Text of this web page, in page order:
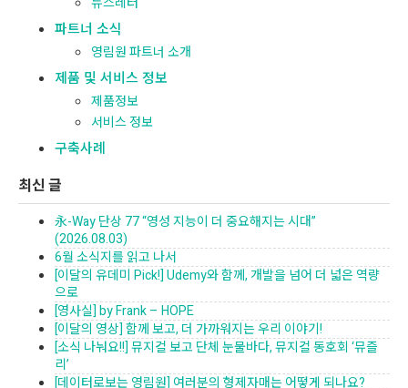
파트너 소식
영림원 파트너 소개
제품 및 서비스 정보
제품정보
서비스 정보
구축사례
최신 글
永-Way 단상 77 “영성 지능이 더 중요해지는 시대”
(2026.08.03)
6월 소식지를 읽고 나서
[이달의 유데미 Pick!] Udemy와 함께, 개발을 넘어 더 넓은 역량
으로
[영사실] by Frank – HOPE
[이달의 영상] 함께 보고, 더 가까워지는 우리 이야기!
[소식 나눠요!!] 뮤지컬 보고 단체 눈물바다, 뮤지컬 동호회 ‘뮤즐
리’
[데이터로보는 영림원] 여러분의 형제자매는 어떻게 되나요?